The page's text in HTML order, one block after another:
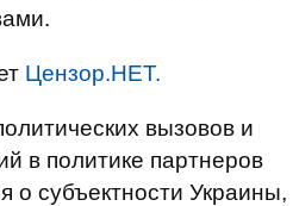
Цензор.НЕТ.
вызовов и
в политике партнеров
о субъектности Украины,